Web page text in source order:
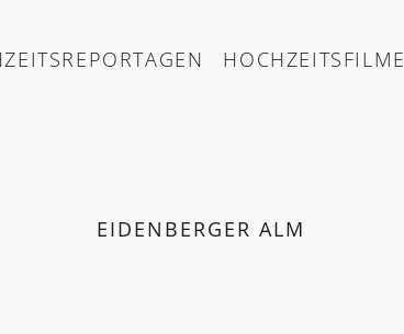
HOCHZEITSFILME
EIDENBERGER ALM